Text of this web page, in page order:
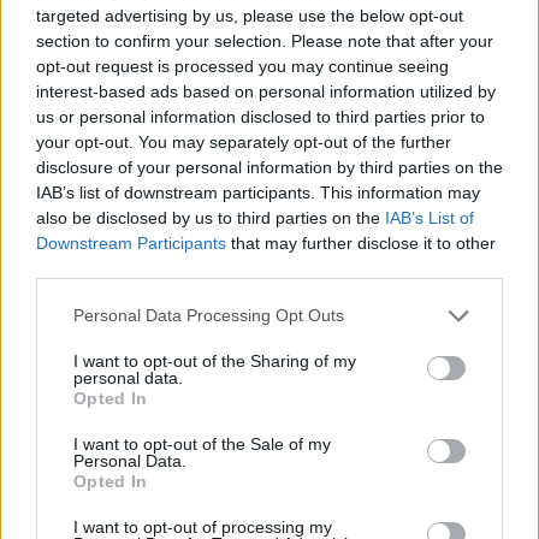
targeted advertising by us, please use the below opt-out
section to confirm your selection. Please note that after your
opt-out request is processed you may continue seeing
interest-based ads based on personal information utilized by
us or personal information disclosed to third parties prior to
your opt-out. You may separately opt-out of the further
disclosure of your personal information by third parties on the
IAB’s list of downstream participants. This information may
also be disclosed by us to third parties on the IAB’s List of
Downstream Participants that may further disclose it to other
Please note that this website/app uses one or more Google
not limited to your visit or usage behaviour. You may click to
grant or deny consent to Google and its third-party tags to
use your data for below specified purposes in below Google
consent section.
Personal Data Processing Opt Outs
I want to opt-out of the Sharing of my
personal data.
Opted In
I want to opt-out of the Sale of my
Personal Data.
Opted In
I want to opt-out of processing my
pontszámot kaphat egy vizsgázó az érettségi
dolgozatára azért, mert nem ért egyet egy, az
Alaptörvényben lefektetett, vitatott és
kirekesztő értékítélettel.
A vizsgán és azon túl
Semmi nem természetes tehát abban, hogy például
az elvált, vagy házasságot soha nem kötött szülők
házasságon alapuló szülei közötti kapcsolatot
dolgozatában. Ahogy az sem természetes, hanem
súlyosan jogsértő, ha a nem keresztény vallású vagy
eredményt, mert nem ért egyet a kereszténység
nemzetmegtartó szerepével, hanem saját vallását,
letelepedettek kultúráját a magyar nemzeti